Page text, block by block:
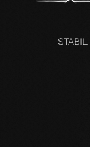
STABIL